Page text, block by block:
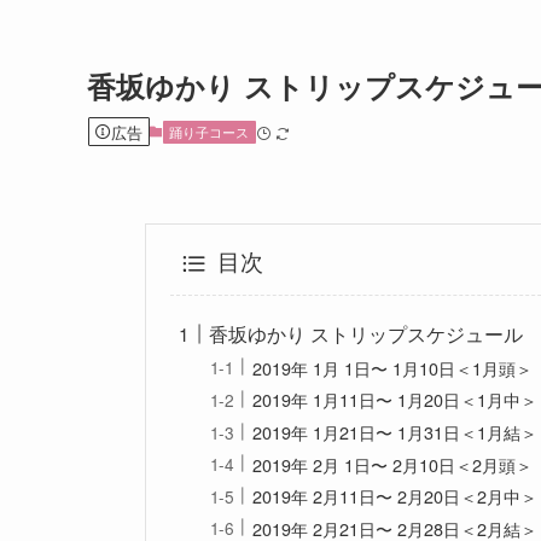
香坂ゆかり ストリップスケジュ
広告 踊り子コース
目次
香坂ゆかり ストリップスケジュール
2019年 1月 1日〜 1月10日＜1月頭＞
2019年 1月11日〜 1月20日＜1月中＞
2019年 1月21日〜 1月31日＜1月結＞
2019年 2月 1日〜 2月10日＜2月頭＞
2019年 2月11日〜 2月20日＜2月中＞
2019年 2月21日〜 2月28日＜2月結＞